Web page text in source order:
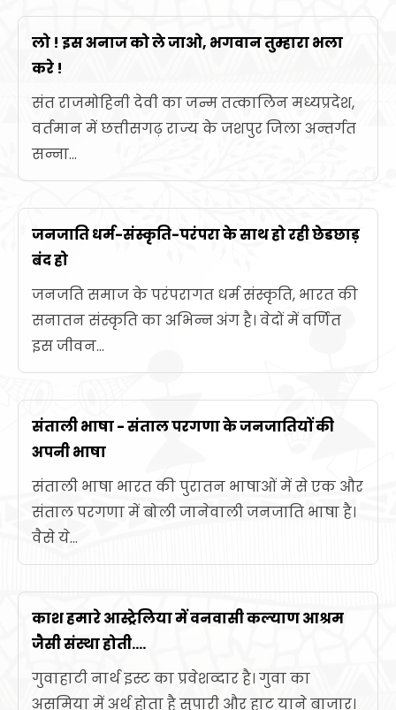
लो ! इस अनाज को ले जाओ, भगवान तुम्हारा भला
करे !
संत राजमोहिनी देवी का जन्म तत्कालिन मध्यप्रदेश,
वर्तमान में छत्तीसगढ़ राज्य के जशपुर जिला अन्तर्गत
सन्ना...
जनजाति धर्म-संस्कृति-परंपरा के साथ हो रही छेडछाड़
बंद हो
जनजति समाज के परंपरागत धर्म संस्कृति, भारत की
सनातन संस्कृति का अभिन्न अंग है। वेदों में वर्णित
इस जीवन...
संताली भाषा - संताल परगणा के जनजातियों की
अपनी भाषा
संताली भाषा भारत की पुरातन भाषाओं में से एक और
संताल परगणा में बोली जानेवाली जनजाति भाषा है।
वैसे ये...
काश हमारे आस्ट्रेलिया में वनवासी कल्याण आश्रम
जैसी संस्था होती....
गुवाहाटी नार्थ इस्ट का प्रवेशव्दार है। गुवा का
असमिया में अर्थ होता है सुपारी और हाट याने बाजार।